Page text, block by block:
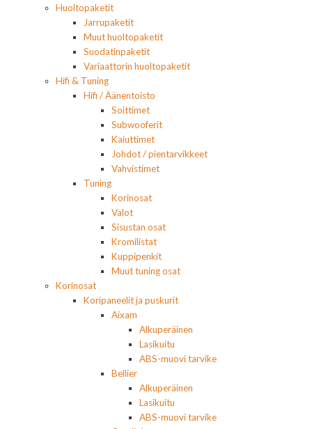
Huoltopaketit
Jarrupaketit
Muut huoltopaketit
Suodatinpaketit
Variaattorin huoltopaketit
Hifi & Tuning
Hifi / Äänentoisto
Soittimet
Subwooferit
Kaiuttimet
Johdot / pientarvikkeet
Vahvistimet
Tuning
Korinosat
Valot
Sisustan osat
Kromilistat
Kuppipenkit
Muut tuning osat
Korinosat
Koripaneelit ja puskurit
Aixam
Alkuperäinen
Lasikuitu
ABS-muovi tarvike
Bellier
Alkuperäinen
Lasikuitu
ABS-muovi tarvike